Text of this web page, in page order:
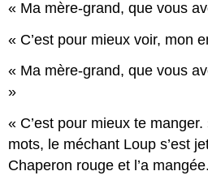
« Ma mère-grand, que vous
« C’est pour mieux voir, mon
« Ma mère-grand, que vous
»
« C’est pour mieux te
mots, le méchant Loup s’est
Chaperon rouge et l’a mangée.